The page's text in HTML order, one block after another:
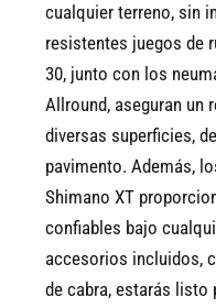
cualquier terreno, sin
resistentes juegos de
30, junto con los
Allround, aseguran un
diversas superficies,
pavimento. Además,
Shimano XT
confiables bajo
accesorios incluidos,
de cabra, estarás listo